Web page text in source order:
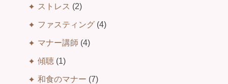
ストレス (2)
ファスティング (4)
マナー講師 (4)
傾聴 (1)
和食のマナー (7)